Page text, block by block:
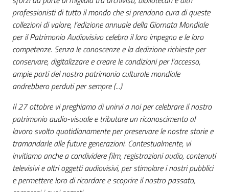
professionisti di tutto il mondo che si prendono cura di queste
collezioni di valore, l’edizione annuale della Giornata Mondiale
per il Patrimonio Audiovisivo celebra il loro impegno e le loro
competenze. Senza le conoscenze e la dedizione richieste per
conservare, digitalizzare e creare le condizioni per l’accesso,
ampie parti del nostro patrimonio culturale mondiale
andrebbero perduti per sempre (...)
Il 27 ottobre vi preghiamo di unirvi a noi per celebrare il nostro
patrimonio audio-visuale e tributare un riconoscimento al
lavoro svolto quotidianamente per preservare le nostre storie e
tramandarle alle future generazioni. Contestualmente, vi
invitiamo anche a condividere film, registrazioni audio, contenuti
televisivi e altri oggetti audiovisivi, per stimolare i nostri pubblici
e permettere loro di ricordare e scoprire il nostro passato,